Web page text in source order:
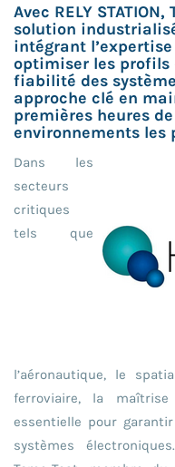
Avec RELY
solution
intégrant
optimiser les profils
fiabilité des
approche clé en
premières heures
environnements les
Dans les
secteurs
critiques
tels que
l’aéronautique, le
ferroviaire, la
essentielle pour
systèmes